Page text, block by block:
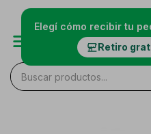
Elegí cómo recibir tu
Retiro